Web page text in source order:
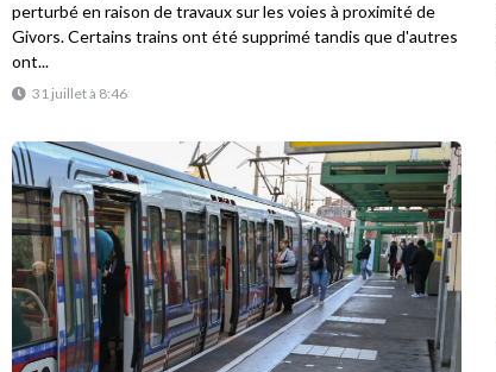
31 juillet à 8:46
perturbé en raison de travaux sur les voies à proximité de
Givors. Certains trains ont été supprimé tandis que d'autres
ont...